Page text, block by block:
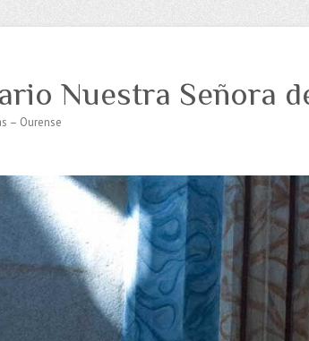
Nuestra Señora
– Ourense